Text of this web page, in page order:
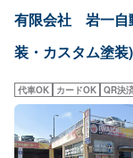
いったこともありませ
より美しい仕上がりを
ンの自動車塗料を使用
ざいますので、ご希望
ります。※状況により貸
パーツ持ち込み・販売
の詳細をお送りくださ
ください。
有限会社 岩一自
装・カスタム塗装)
代車OK カードOK QR決